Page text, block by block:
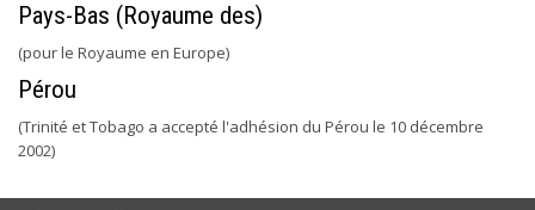
Pays-Bas (Royaume des)
(pour le Royaume en Europe)
Pérou
(Trinité et Tobago a accepté l'adhésion du Pérou le 10 décembre
2002)